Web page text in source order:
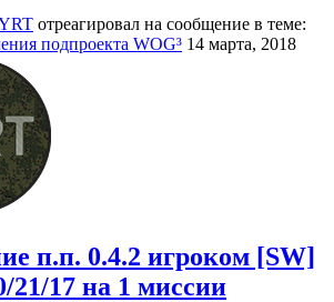
отреагировал на сообщение в теме:
подпроекта WOG³ 14 марта, 2018
п.п. 0.4.2 игроком [SW]
21/17 на 1 миссии